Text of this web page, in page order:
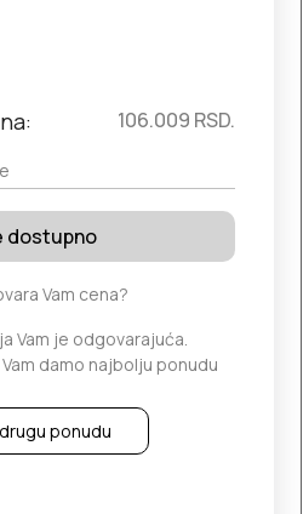
106.009 RSD.
dostupno
Vam cena?
Vam je odgovarajuća.
damo najbolju ponudu
ponudu